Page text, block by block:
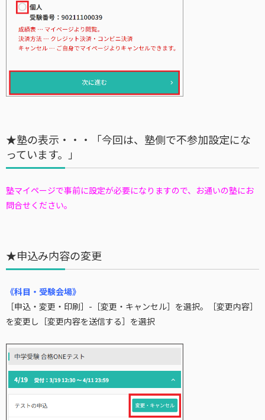
★塾の表示・・・「今回は、塾側で不参加設定にな
っています。」
塾マイページで事前に設定が必要になりますので、お通いの塾にお
問合せください。
★申込み内容の変更
《科目・受験会場》
［申込・変更・印刷］-［変更・キャンセル］を選択。［変更内容］
を変更し［変更内容を送信する］を選択